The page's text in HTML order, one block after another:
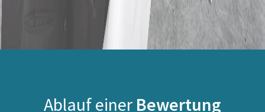
Ablauf einer Bewertung